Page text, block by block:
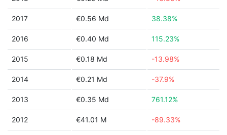
2017 €0.56 Md 38.38%
2016 €0.40 Md 115.23%
2015 €0.18 Md -13.98%
2014 €0.21 Md -37.9%
2013 €0.35 Md 761.12%
2012 €41.01 M -89.33%